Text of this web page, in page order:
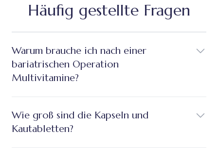
Häufig gestellte Fragen
Warum brauche ich nach einer
bariatrischen Operation
Multivitamine?
Wie groß sind die Kapseln und
Kautabletten?